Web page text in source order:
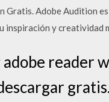
Gratis. Adobe Audition
inspiración y creatividad
reader